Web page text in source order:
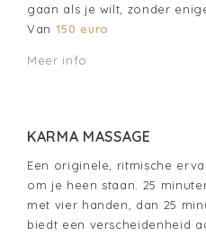
gaan als je wilt, zonder
Van 150 euro
Meer info
KARMA MASSAGE
Een originele, ritmische
om je heen staan. 25
met vier handen, dan 25
biedt een verscheidenheid